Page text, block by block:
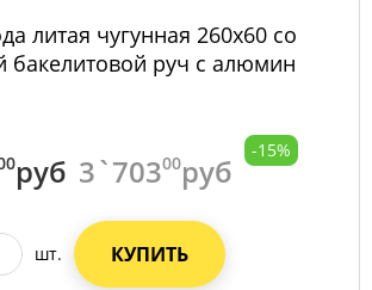
литая чугунная 260х60 со
бакелитовой руч с алюмин
руб 3`70300руб
-15%
шт. КУПИТЬ